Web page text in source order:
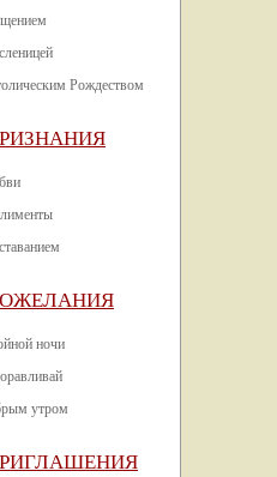
Рождеством
ночи
утром